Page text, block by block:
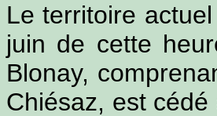
Le territoire
juin de cette
Blonay,
Chiésaz, est